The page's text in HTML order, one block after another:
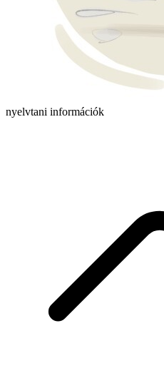
nyelvtani információk